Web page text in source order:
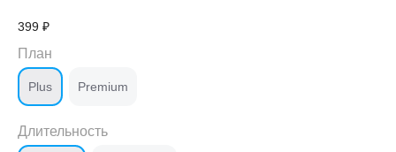
399 ₽
План
Plus Premium
Длительность